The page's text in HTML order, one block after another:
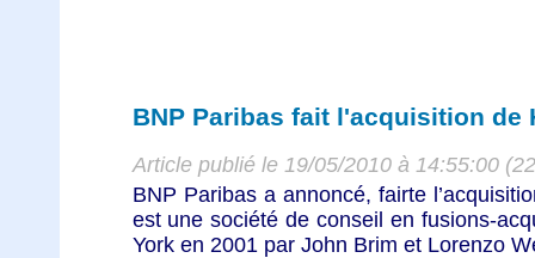
BNP Paribas fait l'acquisition de
Article publié le 19/05/2010 à 14:55:00
BNP Paribas a annoncé, fairte
est une société de conseil en fusions-
York en 2001 par John Brim et Lorenzo